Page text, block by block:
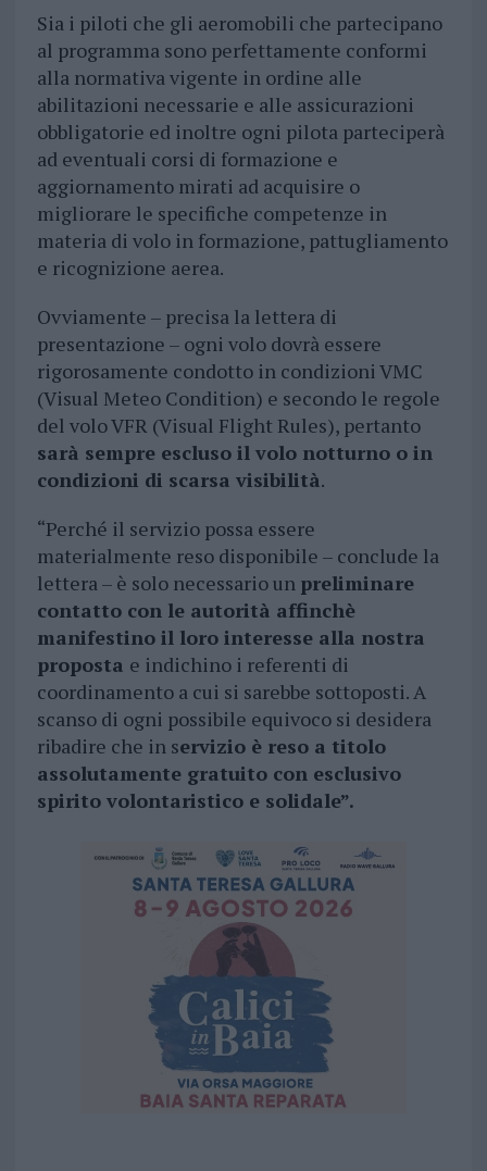
Sia i piloti che gli aeromobili che partecipano
al programma sono perfettamente conformi
alla normativa vigente in ordine alle
abilitazioni necessarie e alle assicurazioni
obbligatorie ed inoltre ogni pilota parteciperà
ad eventuali corsi di formazione e
aggiornamento mirati ad acquisire o
migliorare le specifiche competenze in
materia di volo in formazione, pattugliamento
e ricognizione aerea.
Ovviamente – precisa la lettera di
presentazione – ogni volo dovrà essere
rigorosamente condotto in condizioni VMC
(Visual Meteo Condition) e secondo le regole
del volo VFR (Visual Flight Rules), pertanto
sarà sempre escluso il volo notturno o in
condizioni di scarsa visibilità.
“Perché il servizio possa essere
materialmente reso disponibile – conclude la
lettera – è solo necessario un preliminare
contatto con le autorità affinchè
manifestino il loro interesse alla nostra
proposta e indichino i referenti di
coordinamento a cui si sarebbe sottoposti. A
scanso di ogni possibile equivoco si desidera
ribadire che in servizio è reso a titolo
assolutamente gratuito con esclusivo
spirito volontaristico e solidale”.